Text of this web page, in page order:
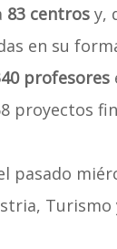
83 centrosy,
en su
profesores
proyectos
pasado
Turismo